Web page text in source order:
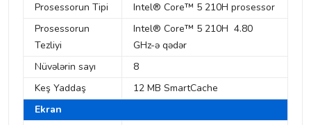
Prosessorun Tipi
Intel® Core™ 5 210H prosessor
Prosessorun
Tezliyi
Intel® Core™ 5 210H 4.80
GHz-ə qədər
Nüvələrin sayı
8
Keş Yaddaş
12 MB SmartCache
Ekran